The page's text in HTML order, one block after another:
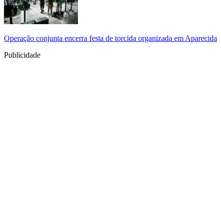
Operação conjunta encerra festa de torcida organizada em Aparecida
Publicidade